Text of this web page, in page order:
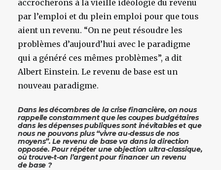
accrocherons à la vieille idéologie du revenu
par l’emploi et du plein emploi pour que tous
aient un revenu. “On ne peut résoudre les
problèmes d’aujourd’hui avec le paradigme
qui a généré ces mêmes problèmes”, a dit
Albert Einstein. Le revenu de base est un
nouveau paradigme.
Dans les décombres de la crise financière, on nous
rappelle constamment que les coupes budgétaires
dans les dépenses publiques sont inévitables et que
nous ne pouvons plus “vivre au-dessus de nos
moyens”. Le revenu de base va dans la direction
opposée. Pour répéter une objection ultra-classique,
où trouve-t-on l’argent pour financer un revenu
de base ?